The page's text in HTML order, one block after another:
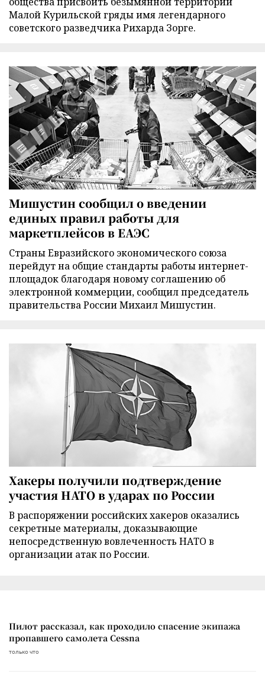
Малой Курильской гряды имя легендарного
советского разведчика Рихарда Зорге.
Мишустин сообщил о введении
единых правил работы для
маркетплейсов в ЕАЭС
Страны Евразийского экономического союза
перейдут на общие стандарты работы интернет-
площадок благодаря новому соглашению об
электронной коммерции, сообщил председатель
правительства России Михаил Мишустин.
Хакеры получили подтверждение
участия НАТО в ударах по России
В распоряжении российских хакеров оказались
секретные материалы, доказывающие
непосредственную вовлеченность НАТО в
организации атак по России.
Пилот рассказал, как проходило спасение экипажа
пропавшего самолета Cessna
только что